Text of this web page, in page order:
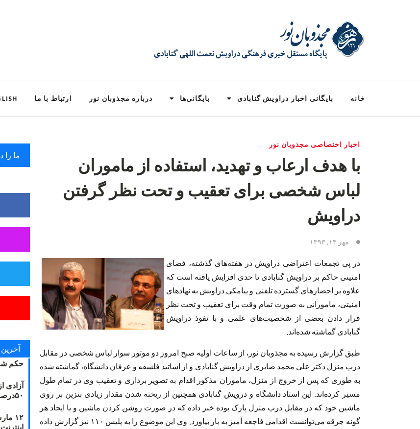
خانه بایگانی اخبار دراویش گنابادی بایگانی‌ها درباره مجذوبان نور ارتباط با ما
اخبار اختصاصی مجذوبان نور
با هدف ارعاب و تهدید، استفاده از ماموران
لباس شخصی برای تعقیب و تحت نظر گرفتن
دراویش
مهر ۱۴, ۱۳۹۳
در پی تجمعات اعتراضی دراویش در هفته‌های گذشته، فضای
امنیتی حاکم بر دراویش گنابادی تا حدی افزایش یافته است که
علاوه بر احضارهای گسترده تلفنی و پیامکی دراویش به نهادهای
امنیتی، مامورانی به صورت تمام وقت برای تعقیب و تحت نظر
قرار دادن بعضی از شخصیت‌های علمی و با نفوذ دراویش
گنابادی گماشته شده‌اند.
طبق گزارش رسیده به مجذوبان نور، از ساعات اولیه صبح امروز دو موتور سوار لباس شخصی در مقابل
درب منزل دکتر علی محمد صابری از دراویش گنابادی و از اساتید فلسفه و عرفان دانشگاه، گماشته شده
به طوری که پس از خروج از منزل، ماموران مذکور اقدام به تصویر برداری و تعقیب وی در تمام طول
مسیر کرده‌اند. این استاد دانشگاه و درویش گنابادی همچنین از ریخته شدن مقدار زیادی بنزین بر روی
ماشین خود که در مقابل درب منزل پارک بوده خبر داده که در صورت روشن کردن ماشین و یا ایجاد هر
گونه جرقه می‌توانست اقدامی فاجعه آمیز به بار بیاورد. وی این موضوع را به پلیس ۱۱۰ نیز گزارش داده
ما را
حکم
آزادی
۵۰درصدی ریه مصطفی دانشجو